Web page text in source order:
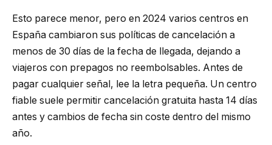
Esto parece menor, pero en 2024 varios centros en
España cambiaron sus políticas de cancelación a
menos de 30 días de la fecha de llegada, dejando a
viajeros con prepagos no reembolsables. Antes de
pagar cualquier señal, lee la letra pequeña. Un centro
fiable suele permitir cancelación gratuita hasta 14 días
antes y cambios de fecha sin coste dentro del mismo
año.